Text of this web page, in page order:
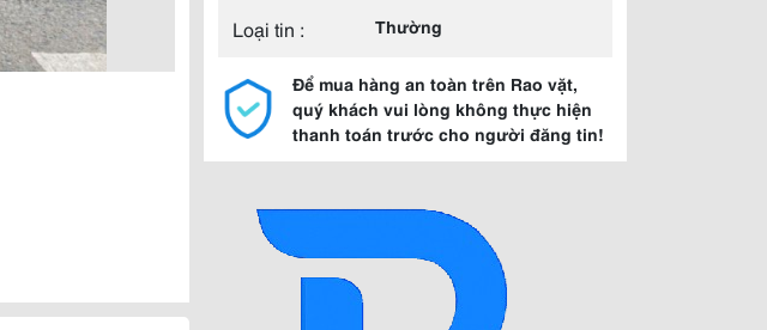
Loại tin :
Thường
Để mua hàng an toàn trên Rao vặt,
quý khách vui lòng không thực hiện
thanh toán trước cho người đăng tin!